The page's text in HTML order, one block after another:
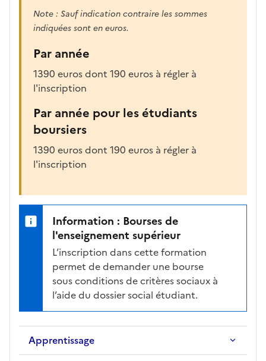
Note : Sauf indication contraire les sommes
indiquées sont en euros.
Par année
1390 euros dont 190 euros à régler à
l'inscription
Par année pour les étudiants
boursiers
1390 euros dont 190 euros à régler à
l'inscription
Information : Bourses de
l'enseignement supérieur
L’inscription dans cette formation
permet de demander une bourse
sous conditions de critères sociaux à
l’aide du dossier social étudiant.
Apprentissage